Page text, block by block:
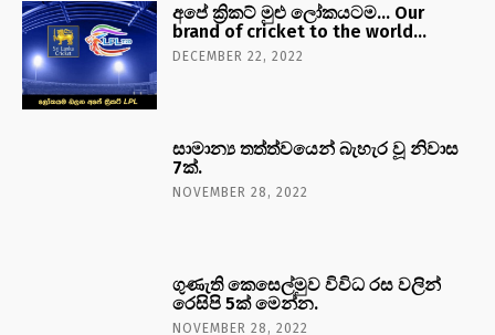
අපේ ක්‍රිකට් මුළු ලෝකයටම… Our
brand of cricket to the world…
DECEMBER 22, 2022
සාමාන්‍ය තත්ත්වයෙන් බැහැර වූ නිවාස
7ක්.
NOVEMBER 28, 2022
ගුණැති කෙසෙල්මුව විවිධ රස වලින්
රෙසිපි 5ක් මෙන්න.
NOVEMBER 28, 2022